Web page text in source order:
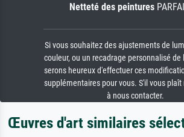
Netteté des peintures
Si vous souhaitez des ajustements de
couleur, ou un recadrage personnalisé de
serons heureux d'effectuer ces
supplémentaires pour vous. S'il vous plaît
à nous contacter.
Œuvres d'art similaires